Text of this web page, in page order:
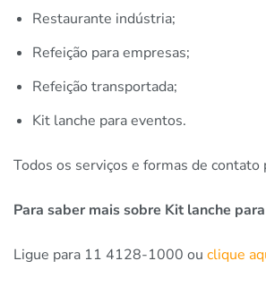
Restaurante indústria;
Refeição para empresas;
Refeição transportada;
Kit lanche para eventos.
Todos os serviços e formas de
Para saber mais sobre Kit lanche
Ligue para 11 4128-1000 ou clique